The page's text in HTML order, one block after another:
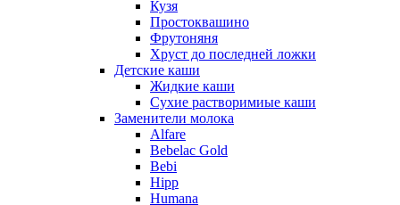
Кузя
Простоквашино
Фрутоняня
Хруст до последней ложки
Детские каши
Жидкие каши
Сухие растворимиые каши
Заменители молока
Alfare
Bebelac Gold
Bebi
Hipp
Humana